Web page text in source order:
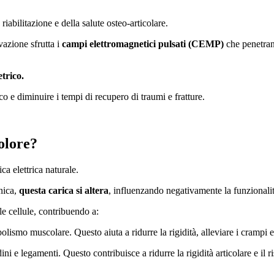
e della salute osteo-articolare.
sfrutta i campi elettromagnetici pulsati (CEMP) che
.
e diminuire i tempi di recupero di traumi e fratture.
elettrica naturale.
questa carica si altera, influenzando negativamente la
cellule, contribuendo a:
muscolare. Questo aiuta a ridurre la rigidità, alleviare i crampi
e legamenti. Questo contribuisce a ridurre la rigidità articolare e il